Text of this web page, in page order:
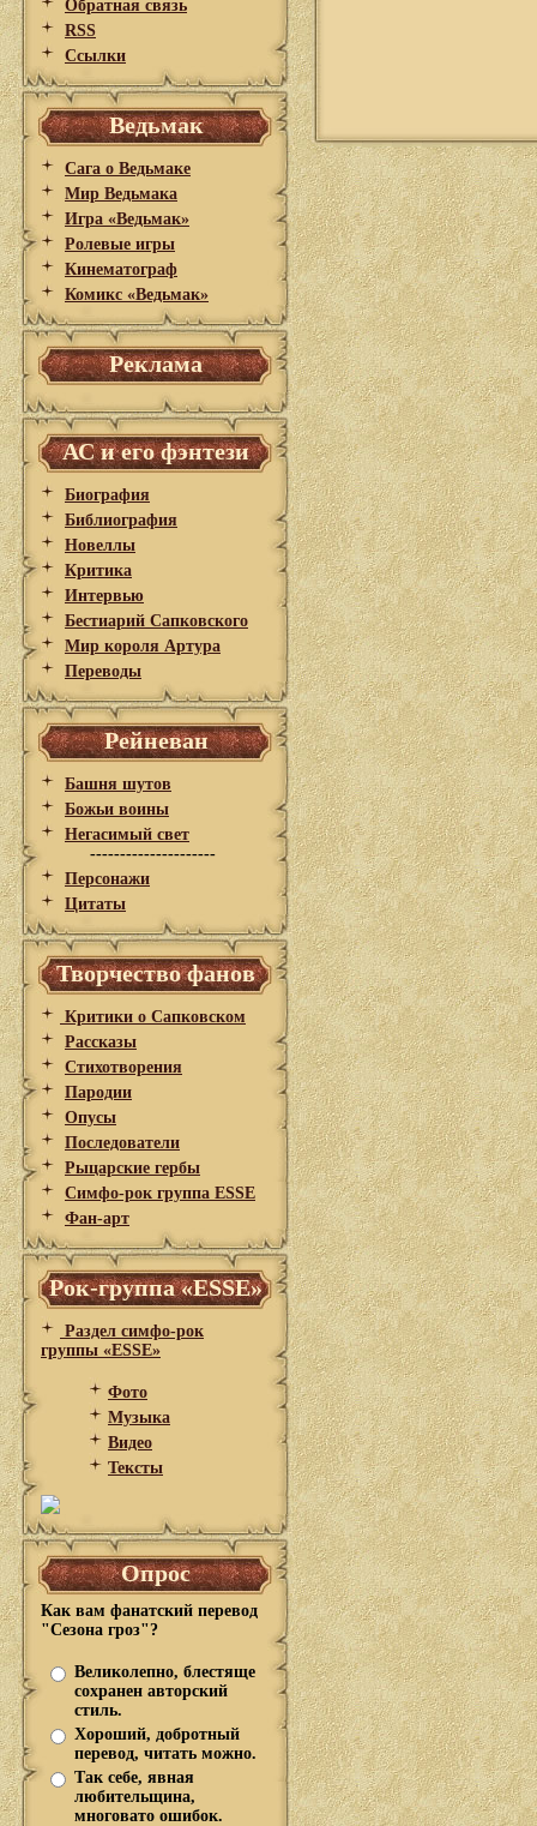
Обратная связь
RSS
Ссылки
Ведьмак
Сага о Ведьмаке
Мир Ведьмака
Игра «Ведьмак»
Ролевые игры
Кинематограф
Комикс «Ведьмак»
Реклама
АС и его фэнтези
Биография
Библиография
Новеллы
Критика
Интервью
Бестиарий Сапковского
Мир короля Артура
Переводы
Рейневан
Башня шутов
Божьи воины
Негасимый свет
---------------------
Персонажи
Цитаты
Творчество фанов
Критики о Сапковском
Рассказы
Стихотворения
Пародии
Опусы
Последователи
Рыцарские гербы
Симфо-рок группа ESSE
Фан-арт
Рок-группа «ESSE»
Раздел симфо-рок
группы «ESSE»
Фото
Музыка
Видео
Тексты
Опрос
Как вам фанатский перевод
"Сезона гроз"?
Великолепно, блестяще
сохранен авторский
стиль.
Хороший, добротный
перевод, читать можно.
Так себе, явная
любительщина,
многовато ошибок.